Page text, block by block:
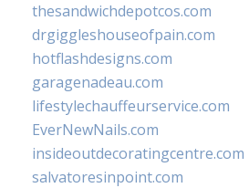
thesandwichdepotcos.com
drgiggleshouseofpain.com
hotflashdesigns.com
garagenadeau.com
lifestylechauffeurservice.com
EverNewNails.com
insideoutdecoratingcentre.com
salvatoresinpoint.com